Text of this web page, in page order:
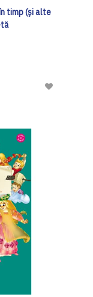
timp (și alte
Adaugă